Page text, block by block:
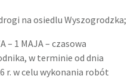
na osiedlu Wyszogrodzka;
– 1 MAJA – czasowa
w terminie od dnia
r. w celu wykonania robót